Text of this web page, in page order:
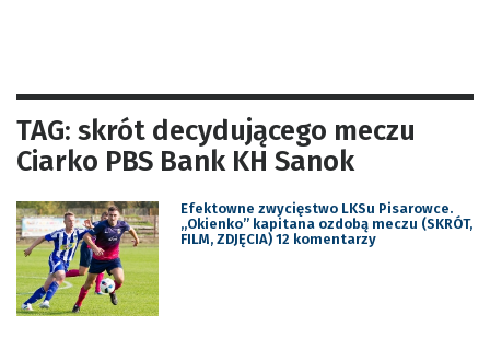
TAG: skrót decydującego meczu
Ciarko PBS Bank KH Sanok
Efektowne zwycięstwo LKSu Pisarowce.
„Okienko” kapitana ozdobą meczu (SKRÓT,
FILM, ZDJĘCIA) 12 komentarzy